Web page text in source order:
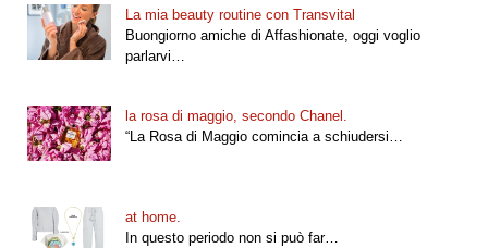
La mia beauty routine con Transvital
Buongiorno amiche di Affashionate, oggi voglio
parlarvi…
la rosa di maggio, secondo Chanel.
“La Rosa di Maggio comincia a schiudersi…
at home.
In questo periodo non si può far…